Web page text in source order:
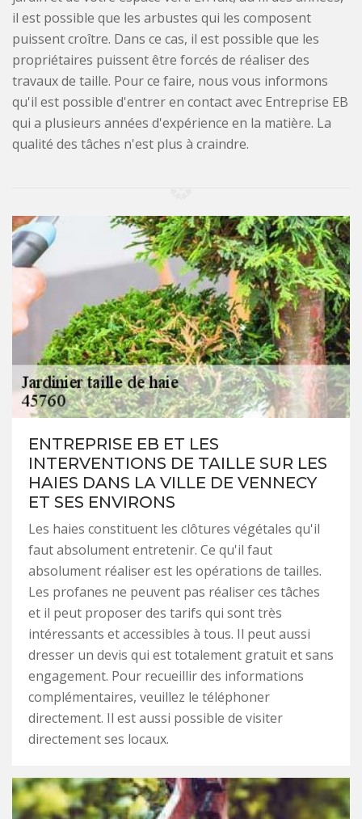
il est possible que les arbustes qui les composent
puissent croître. Dans ce cas, il est possible que les
propriétaires puissent être forcés de réaliser des
travaux de taille. Pour ce faire, nous vous informons
qu'il est possible d'entrer en contact avec Entreprise EB
qui a plusieurs années d'expérience en la matière. La
qualité des tâches n'est plus à craindre.
ENTREPRISE EB ET LES
INTERVENTIONS DE TAILLE SUR LES
HAIES DANS LA VILLE DE VENNECY
ET SES ENVIRONS
Les haies constituent les clôtures végétales qu'il
faut absolument entretenir. Ce qu'il faut
absolument réaliser est les opérations de tailles.
Les profanes ne peuvent pas réaliser ces tâches
et il peut proposer des tarifs qui sont très
intéressants et accessibles à tous. Il peut aussi
dresser un devis qui est totalement gratuit et sans
engagement. Pour recueillir des informations
complémentaires, veuillez le téléphoner
directement. Il est aussi possible de visiter
directement ses locaux.